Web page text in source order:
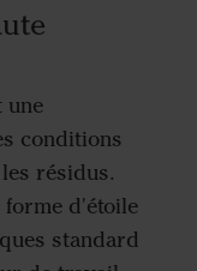
une
conditions
résidus.
forme d'étoile
standard